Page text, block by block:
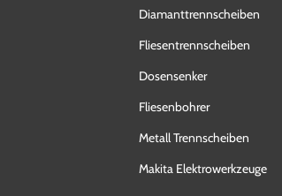
Diamanttrennscheiben
Fliesentrennscheiben
Dosensenker
Fliesenbohrer
Metall Trennscheiben
Makita Elektrowerkzeuge